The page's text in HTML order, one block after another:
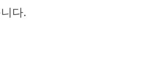
다.